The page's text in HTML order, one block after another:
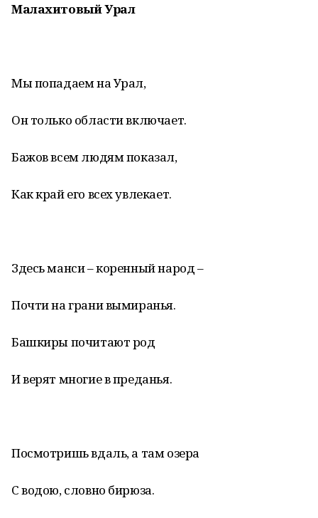
Малахитовый Урал
Мы попадаем на Урал,
Он только области включает.
Бажов всем людям показал,
Как край его всех увлекает.
Здесь манси – коренный народ –
Почти на грани вымиранья.
Башкиры почитают род
И верят многие в преданья.
Посмотришь вдаль, а там озера
С водою, словно бирюза.